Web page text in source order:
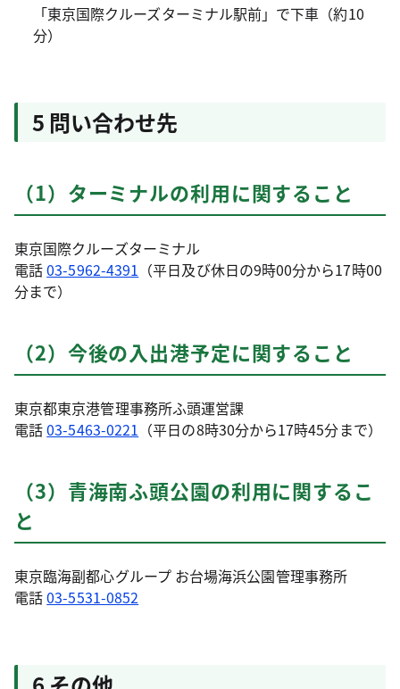
「東京国際クルーズターミナル駅前」で下車（約10
分）
5 問い合わせ先
（1）ターミナルの利用に関すること
東京国際クルーズターミナル
電話03-5962-4391 （平日及び休日の9時00分から17時00
分まで）
（2）今後の入出港予定に関すること
東京都東京港管理事務所ふ頭運営課
電話03-5463-0221 （平日の8時30分から17時45分まで）
（3）青海南ふ頭公園の利用に関するこ
と
東京臨海副都心グループ お台場海浜公園管理事務所
電話03-5531-0852